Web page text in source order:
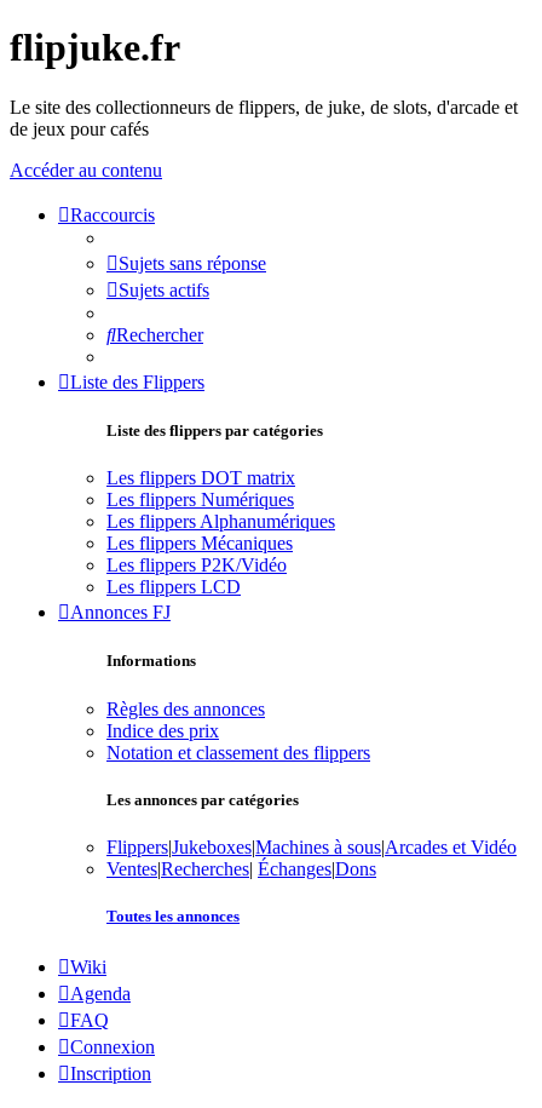
flipjuke.fr
Le site des collectionneurs de flippers, de juke, de slots, d'arcade et
de jeux pour cafés
Accéder au contenu
Raccourcis
Sujets sans réponse
Sujets actifs
Rechercher
Liste des Flippers
Liste des flippers par catégories
Les flippers DOT matrix
Les flippers Numériques
Les flippers Alphanumériques
Les flippers Mécaniques
Les flippers P2K/Vidéo
Les flippers LCD
Annonces FJ
Informations
Règles des annonces
Indice des prix
Notation et classement des flippers
Les annonces par catégories
Flippers|Jukeboxes|Machines à sous|Arcades et Vidéo
Ventes|Recherches| Échanges|Dons
Toutes les annonces
Wiki
Agenda
FAQ
Connexion
Inscription